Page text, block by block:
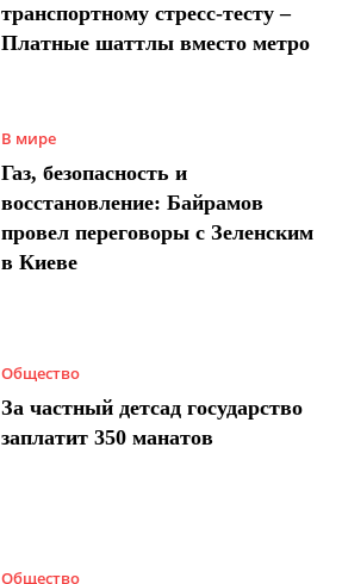
транспортному стресс-тесту –
Платные шаттлы вместо метро
В мире
Газ, безопасность и
восстановление: Байрамов
провел переговоры с Зеленским
в Киеве
Общество
За частный детсад государство
заплатит 350 манатов
Общество